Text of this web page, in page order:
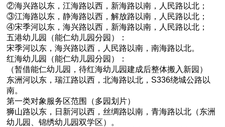
②海兴路以东，江海路以西，新海路以南，人民路以北；
③江海路以东，静海路以西，解放路以南，人民路以北；
④宋季河以东，海兴路以西，新海路以南，人民路以北；
五港幼儿园（能仁幼儿园分园）：
宋季河以东，海兴路以西，人民路以南，南海路以北。
红海幼儿园（能仁幼儿园分园）：
（暂借能仁幼儿园，待红海幼儿园建成后整体搬入新园）
东洲河以东，瑞江路以西，北海路以北，S336绕城公路以
南。
第一类对象服务区范围（多园划片）
狮山路以东，日新河以西，丝绸路以南，青海路以北（东洲
幼儿园、锦绣幼儿园双学区）。